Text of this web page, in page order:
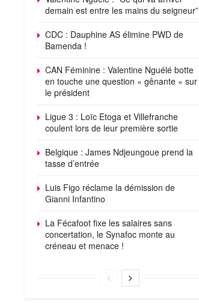
demain est entre les mains du seigneur”
CDC : Dauphine AS élimine PWD de
Bamenda !
CAN Féminine : Valentine Nguélé botte
en touche une question « gênante » sur
le président
Ligue 3 : Loïc Etoga et Villefranche
coulent lors de leur première sortie
Belgique : James Ndjeungoue prend la
tasse d’entrée
Luis Figo réclame la démission de
Gianni Infantino
La Fécafoot fixe les salaires sans
concertation, le Synafoc monte au
créneau et menace !